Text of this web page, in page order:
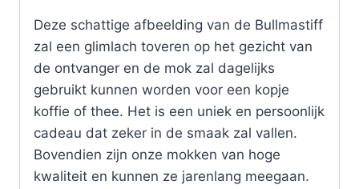
Deze schattige afbeelding van de Bullmastiff
zal een glimlach toveren op het gezicht van
de ontvanger en de mok zal dagelijks
gebruikt kunnen worden voor een kopje
koffie of thee. Het is een uniek en persoonlijk
cadeau dat zeker in de smaak zal vallen.
Bovendien zijn onze mokken van hoge
kwaliteit en kunnen ze jarenlang meegaan.